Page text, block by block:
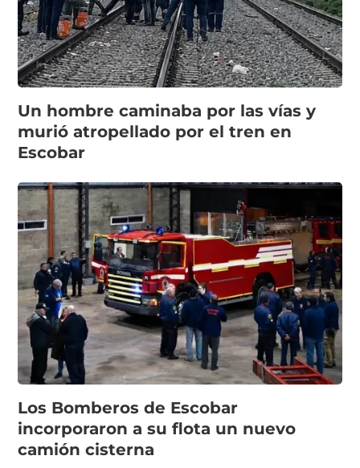
Un hombre caminaba por las vías y
murió atropellado por el tren en
Escobar
Los Bomberos de Escobar
incorporaron a su flota un nuevo
camión cisterna